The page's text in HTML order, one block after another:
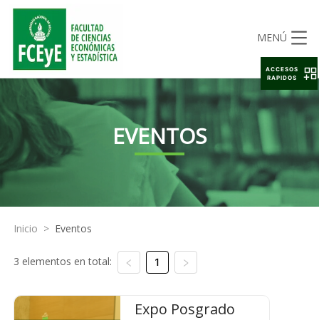
MENÚ
EVENTOS
Inicio > Eventos
3 elementos en total: 1
Expo Posgrado
ACCESOS
RAPIDOS